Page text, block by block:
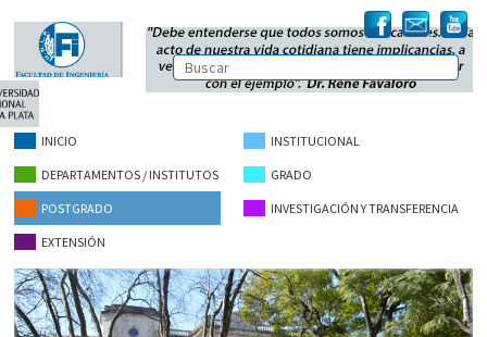
INICIO INSTITUCIONAL
DEPARTAMENTOS / INSTITUTOS GRADO
POSTGRADO INVESTIGACIÓN Y TRANSFERENCIA
EXTENSIÓN